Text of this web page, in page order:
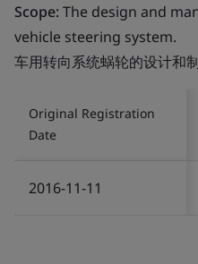
Scope:The design and
vehicle steering system.
车用转向系统蜗轮的设计和制
Original Registration
Date
2016-11-11